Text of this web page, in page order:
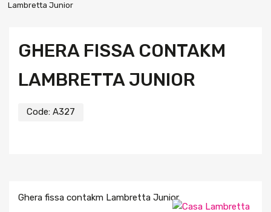
Lambretta Junior
GHERA FISSA CONTAKM
LAMBRETTA JUNIOR
Code: A327
Ghera fissa contakm Lambretta Junior